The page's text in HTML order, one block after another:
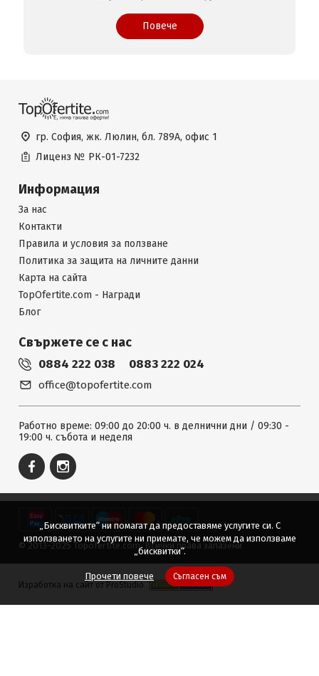
Повече
гр. София, жк. Люлин, бл. 789А, офис 1
Лиценз № РК-01-7232
Информация
За нас
Контакти
Правила и условия за ползване
Политика за защита на личните данни
Карта на сайта
TopOfertite.com - Награди
Блог
Свържете се с нас
0884 222 038 0883 222 024
office@topofertite.com
Работно време: 09:00 до 20:00 ч. в делнични дни / 09:30 -
19:00 ч. събота и неделя
© 2013-2025 Topofertite.com. Всички права запазени
Изработка на сайт от ProStudio
„Бисквитките“ ни помагат да предоставяме услугите си. С
използването на услугите ни приемате, че можем да използваме
„бисквитки“.
Прочети повече Съгласен съм